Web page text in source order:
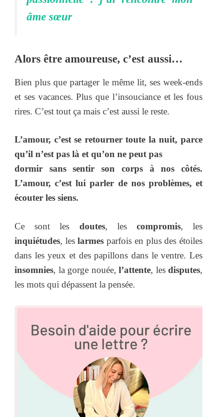
âme sœur
Alors être amoureuse, c’est aussi…
Bien plus que partager le même lit, ses week-ends
et ses vacances. Plus que l’insouciance et les fous
rires. C’est tout ça mais c’est aussi le reste.
L’amour, c’est se retourner toute la nuit, parce
qu’il n’est pas là et qu’on ne peut pas
dormir sans sentir son corps à nos côtés.
L’amour, c’est lui parler de nos problèmes, et
écouter les siens.
Ce sont les doutes, les compromis, les
inquiétudes, leslarmesparfois en plus des étoiles
dans les yeux et des papillons dans le ventre. Les
insomnies, la gorge nouée, l’attente, les disputes,
les mots qui dépassent la pensée.